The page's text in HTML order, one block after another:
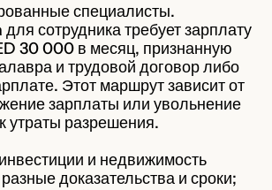
специалисты.
сотрудника требует зарплату
30 000 в месяц, признанную
и трудовой договор либо
Этот маршрут зависит от
зарплаты или увольнение
утраты разрешения.
и недвижимость
доказательства и сроки;